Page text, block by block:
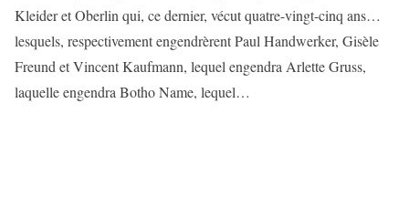
Kleider et Oberlin qui, ce dernier, vécut quatre-vingt-cinq ans…
lesquels, respectivement engendrèrent Paul Handwerker, Gisèle
Freund et Vincent Kaufmann, lequel engendra Arlette Gruss,
laquelle engendra Botho Name, lequel…